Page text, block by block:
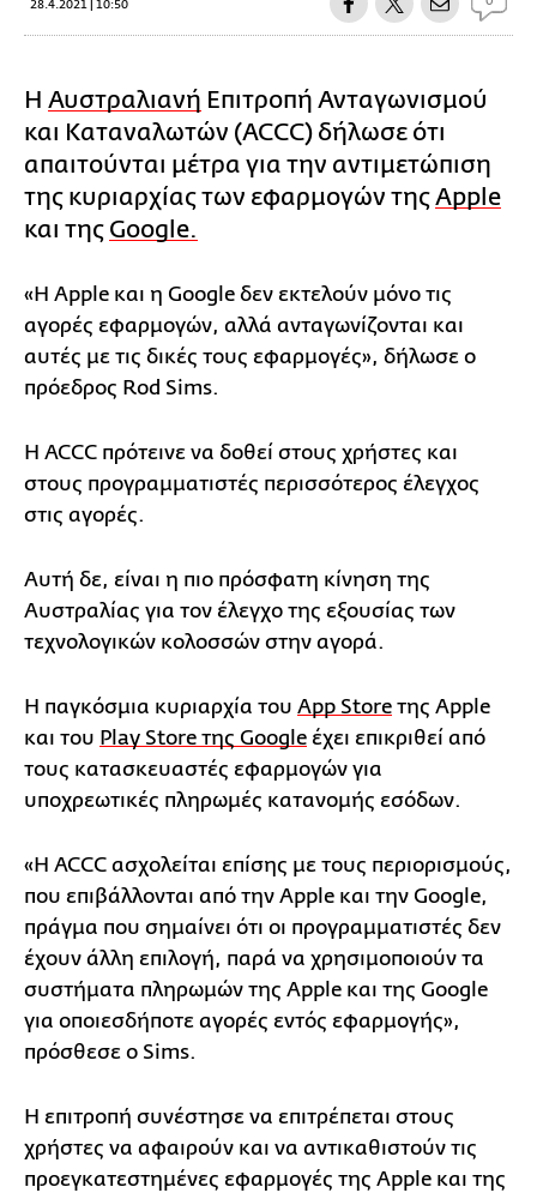
28.4.2021 | 10:50
Η Αυστραλιανή Επιτροπή Ανταγωνισμού
και Καταναλωτών (ACCC) δήλωσε ότι
απαιτούνται μέτρα για την αντιμετώπιση
της κυριαρχίας των εφαρμογών τηςApple
και της Google.
«Η Apple και η Google δεν εκτελούν μόνο τις
αγορές εφαρμογών, αλλά ανταγωνίζονται και
αυτές με τις δικές τους εφαρμογές», δήλωσε ο
πρόεδρος Rod Sims.
Η ACCC πρότεινε να δοθεί στους χρήστες και
στους προγραμματιστές περισσότερος έλεγχος
στις αγορές.
Αυτή δε, είναι η πιο πρόσφατη κίνηση της
Αυστραλίας για τον έλεγχο της εξουσίας των
τεχνολογικών κολοσσών στην αγορά.
Η παγκόσμια κυριαρχία του App Store της Apple
και του Play Store της Google έχει επικριθεί από
τους κατασκευαστές εφαρμογών για
υποχρεωτικές πληρωμές κατανομής εσόδων.
«Η ACCC ασχολείται επίσης με τους περιορισμούς,
που επιβάλλονται από την Apple και την Google,
πράγμα που σημαίνει ότι οι προγραμματιστές δεν
έχουν άλλη επιλογή, παρά να χρησιμοποιούν τα
συστήματα πληρωμών της Apple και της Google
για οποιεσδήποτε αγορές εντός εφαρμογής»,
πρόσθεσε ο Sims.
Η επιτροπή συνέστησε να επιτρέπεται στους
χρήστες να αφαιρούν και να αντικαθιστούν τις
προεγκατεστημένες εφαρμογές της Apple και της